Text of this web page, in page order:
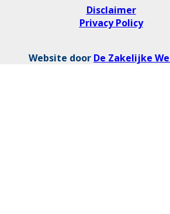
Disclaimer
Privacy Policy
Website door De Zakelijke